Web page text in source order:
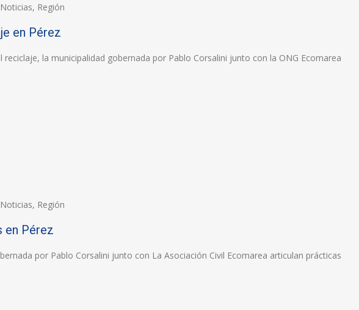
Noticias, Región
en Pérez
reciclaje, la municipalidad gobernada por Pablo Corsalini junto con la ONG Ecomarea
Noticias, Región
en Pérez
por Pablo Corsalini junto con La Asociación Civil Ecomarea articulan prácticas